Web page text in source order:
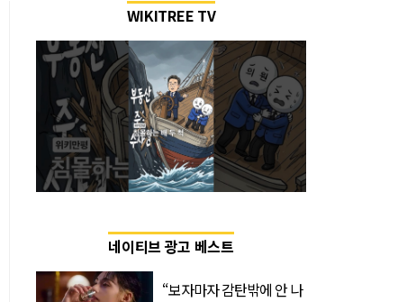
WIKITREE TV
네이티브 광고 베스트
“보자마자 감탄밖에 안 나